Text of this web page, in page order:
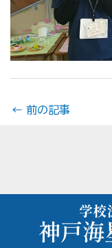
← 前の記事